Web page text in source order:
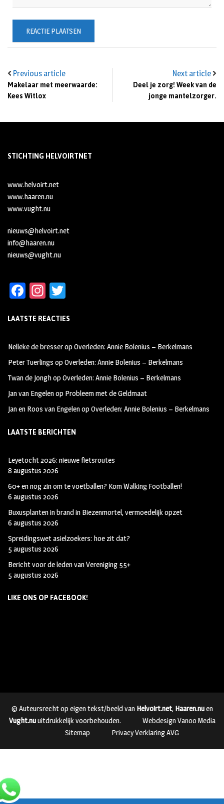
Previous article
Makelaar met meerwaarde:
Kees Witlox
Next article
Deel je zorg! Week van de
jonge mantelzorger.
STICHTING HELVOIRTNET
www.helvoirt.net
www.haaren.nu
www.vught.nu
nieuws@helvoirt.net
info@haaren.nu
nieuws@vught.nu
Fa
b
oo
k
In
ag
m
tt
LAATSTE REACTIES
Nelleke de bresseropOverleden: Annie Bolenius – Berkelmans
Peter Tuerlings opOverleden: Annie Bolenius – Berkelmans
Twan de JonghopOverleden: Annie Bolenius – Berkelmans
Jan van Engelenop Probleem met de Geldmaat
Jan en Roos van EngelenopOverleden: Annie Bolenius – Berkelmans
LAATSTE BERICHTEN
Leyetocht 2026: nieuwe fietsroutes
8 augustus 2026
60+ en nog zin om te voetballen? Kom Walking Footballen!
6 augustus 2026
Buxusplanten in brand in Biezenmortel, vermoedelijk opzet
6 augustus 2026
Spreidingswet asielzoekers: hoe zit dat?
5 augustus 2026
Bericht voor de leden van Vereniging 55+
5 augustus 2026
LIKE ONS OP FACEBOOK!
© Auteursrecht op eigen tekst/beeld van Helvoirt.net, Haaren.nuen
Vught.nuuitdrukkelijk voorbehouden.
Webdesign Vanoo Media
Sitemap
Privacy Verklaring AVG